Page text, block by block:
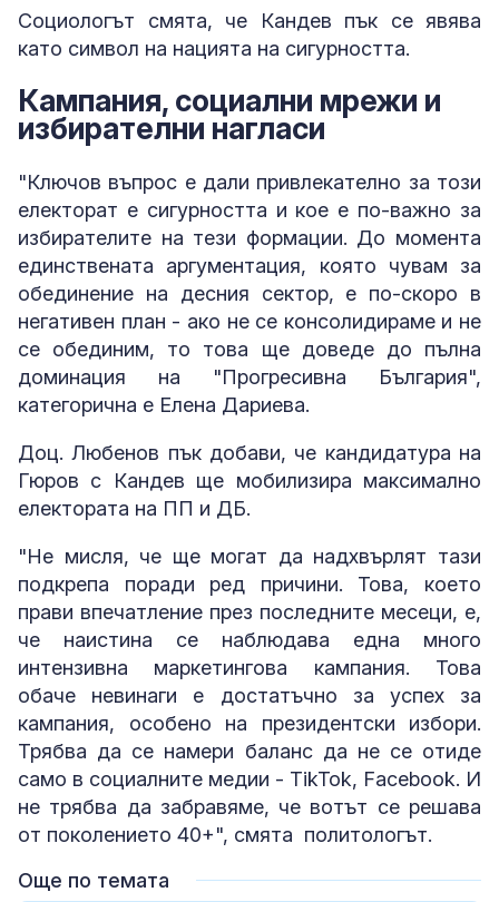
Социологът смята, че Кандев пък се явява
като символ на нацията на сигурността.
Кампания, социални мрежи и
избирателни нагласи
"Ключов въпрос е дали привлекателно за този
електорат е сигурността и кое е по-важно за
избирателите на тези формации. До момента
единствената аргументация, която чувам за
обединение на десния сектор, е по-скоро в
негативен план - ако не се консолидираме и не
се обединим, то това ще доведе до пълна
доминация на "Прогресивна България",
категорична е Елена Дариева.
Доц. Любенов пък добави, че кандидатура на
Гюров с Кандев ще мобилизира максимално
електората на ПП и ДБ.
"Не мисля, че ще могат да надхвърлят тази
подкрепа поради ред причини. Това, което
прави впечатление през последните месеци, е,
че наистина се наблюдава една много
интензивна маркетингова кампания. Това
обаче невинаги е достатъчно за успех за
кампания, особено на президентски избори.
Трябва да се намери баланс да не се отиде
само в социалните медии - TikTok, Facebook. И
не трябва да забравяме, че вотът се решава
от поколението 40+", смята политологът.
Още по темата